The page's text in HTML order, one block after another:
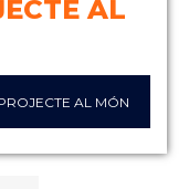
AL
AL MÓN